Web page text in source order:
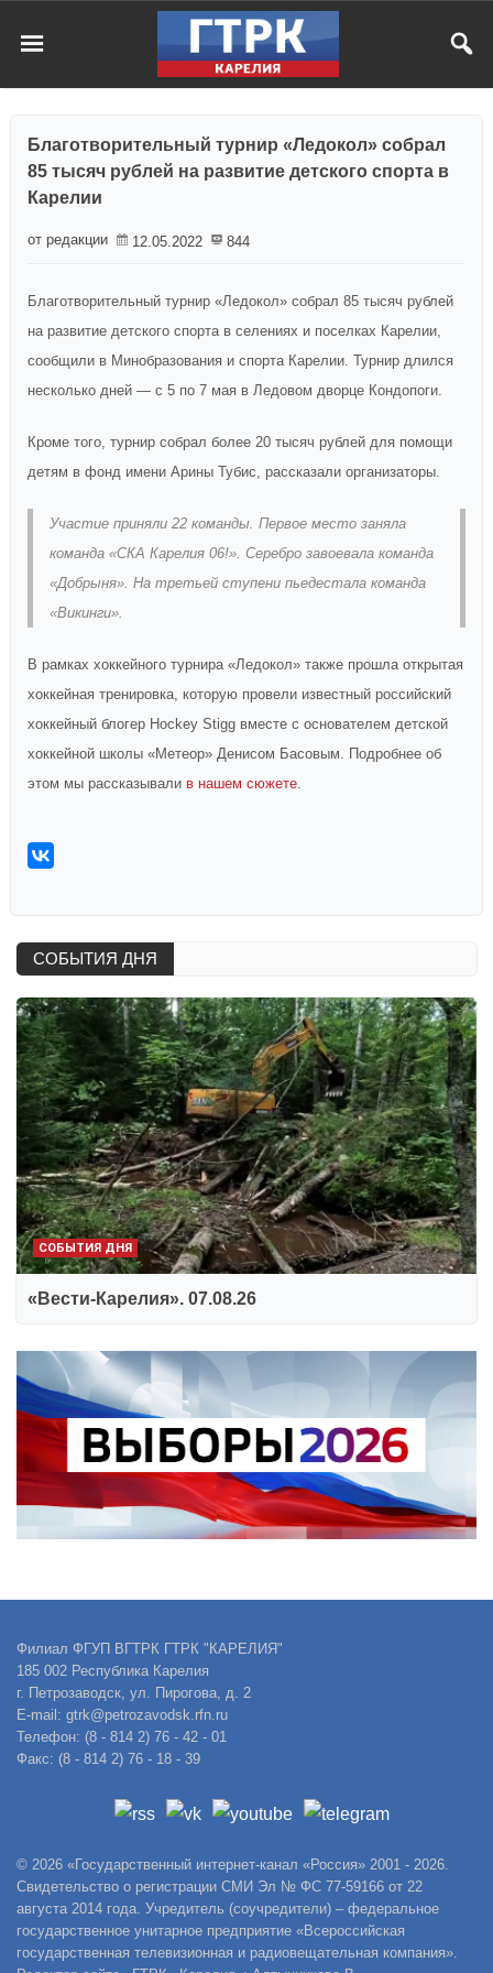
Благотворительный турнир «Ледокол» собрал
85 тысяч рублей на развитие детского спорта в
Карелии
от редакции 12.05.2022 844
Благотворительный турнир «Ледокол» собрал 85 тысяч рублей
на развитие детского спорта в селениях и поселках Карелии,
сообщили в Минобразования и спорта Карелии. Турнир длился
несколько дней — с 5 по 7 мая в Ледовом дворце Кондопоги.
Кроме того, турнир собрал более 20 тысяч рублей для помощи
детям в фонд имени Арины Тубис, рассказали организаторы.
Участие приняли 22 команды. Первое место заняла
команда «СКА Карелия 06!». Серебро завоевала команда
«Добрыня». На третьей ступени пьедестала команда
«Викинги».
В рамках хоккейного турнира «Ледокол» также прошла открытая
хоккейная тренировка, которую провели известный российский
хоккейный блогер Hockey Stigg вместе с основателем детской
хоккейной школы «Метеор» Денисом Басовым. Подробнее об
этом мы рассказывали в нашем сюжете.
СОБЫТИЯ ДНЯ
СОБЫТИЯ ДНЯ
«Вести-Карелия». 07.08.26
Филиал ФГУП ВГТРК ГТРК "КАРЕЛИЯ"
185 002 Республика Карелия
г. Петрозаводск, ул. Пирогова, д. 2
E-mail: gtrk@petrozavodsk.rfn.ru
Телефон: (8 - 814 2) 76 - 42 - 01
Факс: (8 - 814 2) 76 - 18 - 39
© 2026 «Государственный интернет-канал «Россия» 2001 - 2026.
Свидетельство о регистрации СМИ Эл № ФС 77-59166 от 22
августа 2014 года. Учредитель (соучредители) – федеральное
государственное унитарное предприятие «Всероссийская
государственная телевизионная и радиовещательная компания».